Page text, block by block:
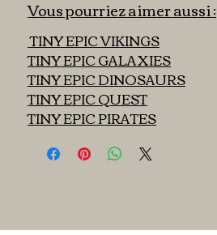
Vous pourriez aimer aussi :
TINY EPIC VIKINGS
TINY EPIC GALAXIES
TINY EPIC DINOSAURS
TINY EPIC QUEST
TINY EPIC PIRATES